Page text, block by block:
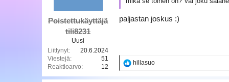
Poistettukäyttäjä
tili8231
Uusi
Liittynyt
20.6.2024
Viestejä
51
Reaktioarvo
12
paljastan joskus :)
R
hillasuo